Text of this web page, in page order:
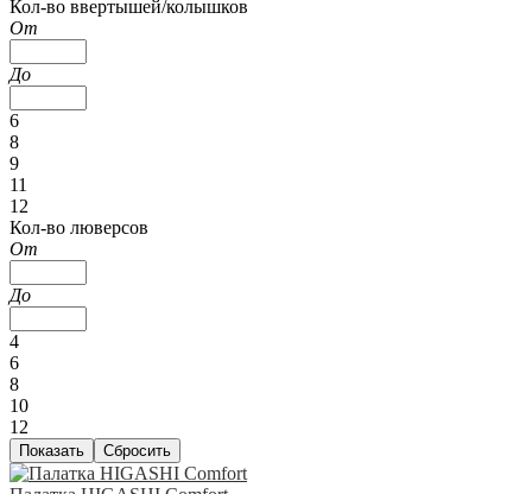
Кол-во ввертышей/колышков
От
До
6
8
9
11
12
Кол-во люверсов
От
До
4
6
8
10
12